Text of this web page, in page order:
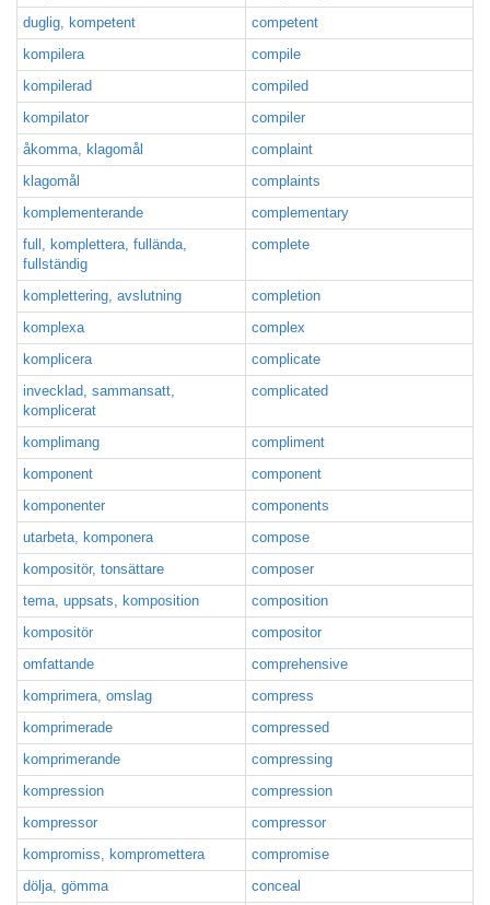
duglig, kompetent
competent
kompilera
compile
kompilerad
compiled
kompilator
compiler
åkomma, klagomål
complaint
klagomål
complaints
komplementerande
complementary
full, komplettera, fullända,
fullständig
complete
komplettering, avslutning
completion
komplexa
complex
komplicera
complicate
invecklad, sammansatt,
komplicerat
complicated
komplimang
compliment
komponent
component
komponenter
components
utarbeta, komponera
compose
kompositör, tonsättare
composer
tema, uppsats, komposition
composition
kompositör
compositor
omfattande
comprehensive
komprimera, omslag
compress
komprimerade
compressed
komprimerande
compressing
kompression
compression
kompressor
compressor
kompromiss, kompromettera
compromise
dölja, gömma
conceal